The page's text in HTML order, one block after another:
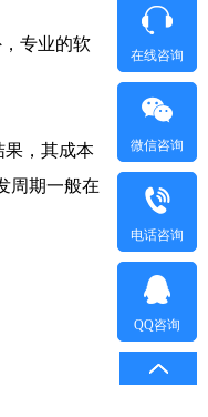
专业的软
果，其成本
周期一般在
在线咨询
微信咨询
电话咨询
QQ咨询